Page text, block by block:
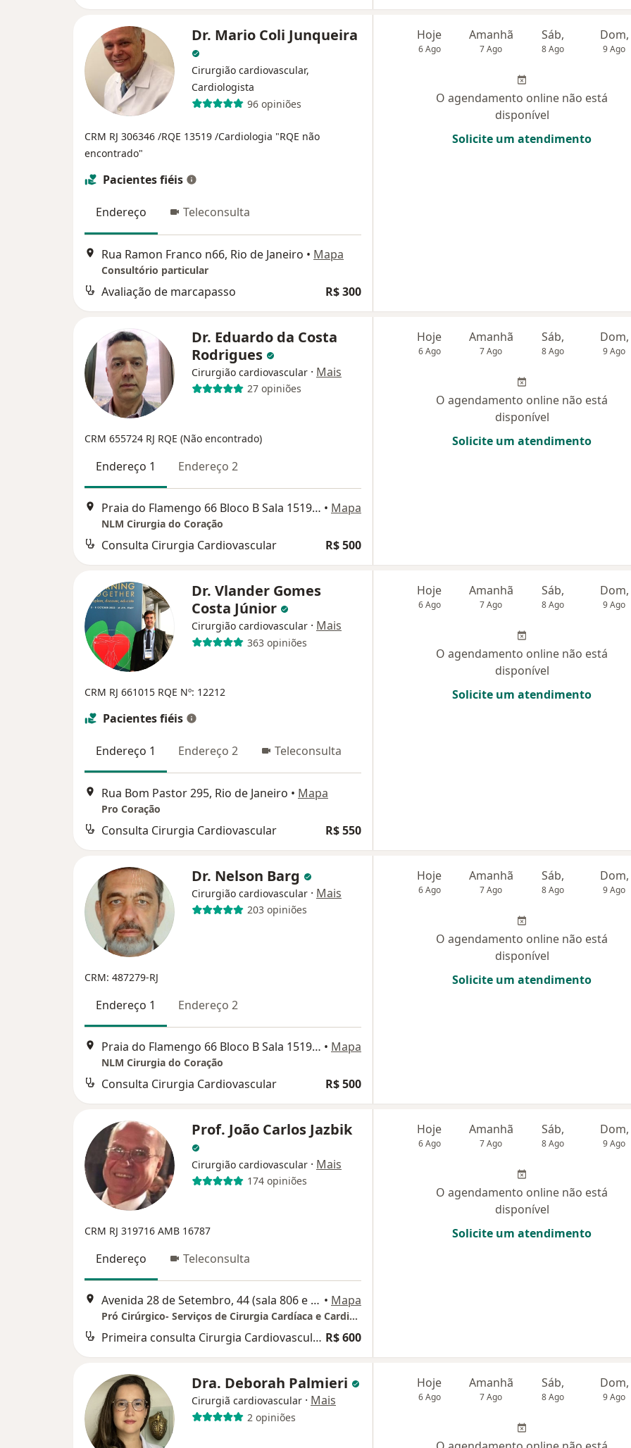
Dr. Mario Coli Junqueira
Cirurgião cardiovascular,
Cardiologista
96 opiniões
CRM RJ 306346 /RQE 13519 /Cardiologia "RQE não
encontrado"
Pacientes fiéis
Endereço Teleconsulta
Rua Ramon Franco n66, Rio de Janeiro • Mapa
Consultório particular
Avaliação de marcapasso R$ 300
Hoje
6 Ago
Amanhã
7 Ago
Sáb,
8 Ago
Dom,
9 Ago
O agendamento online não está
disponível
Solicite um atendimento
Dr. Eduardo da Costa
Rodrigues
Cirurgião cardiovascular · Mais
27 opiniões
CRM 655724 RJ RQE (Não encontrado)
Endereço 1 Endereço 2
Praia do Flamengo 66 Bloco B Sala 1519, Rio de Janeiro • Mapa
NLM Cirurgia do Coração
Consulta Cirurgia Cardiovascular R$ 500
Hoje
6 Ago
Amanhã
7 Ago
Sáb,
8 Ago
Dom,
9 Ago
O agendamento online não está
disponível
Solicite um atendimento
Dr. Vlander Gomes
Costa Júnior
Cirurgião cardiovascular · Mais
363 opiniões
CRM RJ 661015 RQE Nº: 12212
Pacientes fiéis
Endereço 1 Endereço 2 Teleconsulta
Rua Bom Pastor 295, Rio de Janeiro • Mapa
Pro Coração
Consulta Cirurgia Cardiovascular R$ 550
Hoje
6 Ago
Amanhã
7 Ago
Sáb,
8 Ago
Dom,
9 Ago
O agendamento online não está
disponível
Solicite um atendimento
Dr. Nelson Barg
Cirurgião cardiovascular · Mais
203 opiniões
CRM: 487279-RJ
Endereço 1 Endereço 2
Praia do Flamengo 66 Bloco B Sala 1519, Rio de Janeiro • Mapa
NLM Cirurgia do Coração
Consulta Cirurgia Cardiovascular R$ 500
Hoje
6 Ago
Amanhã
7 Ago
Sáb,
8 Ago
Dom,
9 Ago
O agendamento online não está
disponível
Solicite um atendimento
Prof. João Carlos Jazbik
Cirurgião cardiovascular · Mais
174 opiniões
CRM RJ 319716 AMB 16787
Endereço Teleconsulta
Avenida 28 de Setembro, 44 (sala 806 e 810), Rio de Janeiro • Mapa
Pró Cirúrgico- Serviços de Cirurgia Cardíaca e Cardiologia
Primeira consulta Cirurgia Cardiovascular R$ 600
Hoje
6 Ago
Amanhã
7 Ago
Sáb,
8 Ago
Dom,
9 Ago
O agendamento online não está
disponível
Solicite um atendimento
Dra. Deborah Palmieri
Cirurgiã cardiovascular · Mais
2 opiniões
Hoje
6 Ago
Amanhã
7 Ago
Sáb,
8 Ago
Dom,
9 Ago